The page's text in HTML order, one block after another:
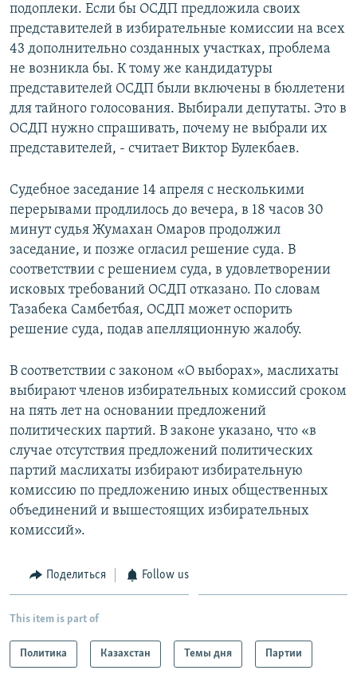
подоплеки. Если бы ОСДП предложила своих
представителей в избирательные комиссии на всех
43 дополнительно созданных участках, проблема
не возникла бы. К тому же кандидатуры
представителей ОСДП были включены в бюллетени
для тайного голосования. Выбирали депутаты. Это в
ОСДП нужно спрашивать, почему не выбрали их
представителей, - считает Виктор Булекбаев.
Судебное заседание 14 апреля с несколькими
перерывами продлилось до вечера, в 18 часов 30
минут судья Жумахан Омаров продолжил
заседание, и позже огласил решение суда. В
соответствии с решением суда, в удовлетворении
исковых требований ОСДП отказано. По словам
Тазабека Самбетбая, ОСДП может оспорить
решение суда, подав апелляционную жалобу.
В соответствии с законом «О выборах», маслихаты
выбирают членов избирательных комиссий сроком
на пять лет на основании предложений
политических партий. В законе указано, что «в
случае отсутствия предложений политических
партий маслихаты избирают избирательную
комиссию по предложению иных общественных
объединений и вышестоящих избирательных
комиссий».
Поделиться Follow us
This item is part of
Политика Казахстан Темы дня Партии